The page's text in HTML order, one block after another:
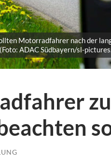
Motorradfahrer nach der
ADAC Südbayern/sl-